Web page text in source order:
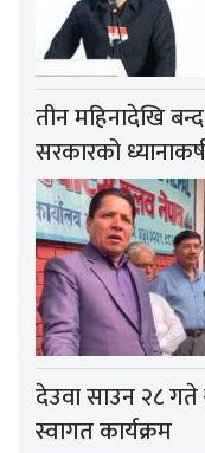
तीन महिनादेखि बन्द
सरकारको
देउवा साउन २८
स्वागत कार्यक्रम